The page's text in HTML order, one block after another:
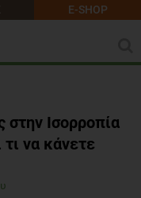
E-SHOP
στην Ισορροπία
να κάνετε